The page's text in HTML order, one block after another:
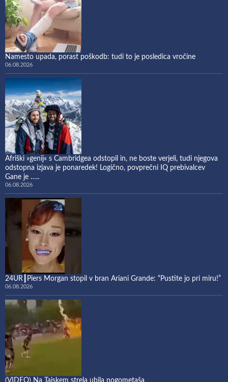
Namesto upada, porast poškodb: tudi to je posledica vročine
06.08.2026
Afriški »genij« s Cambridgea odstopil in, ne boste verjeli, tudi njegova
odstopna izjava je ponaredek! Logično, povprečni IQ prebivalcev
Gane je …..
06.08.2026
24UR┃Piers Morgan stopil v bran Ariani Grande: “Pustite jo pri miru!”
06.08.2026
(VIDEO) Na Tajskem strela ubila nogometaša